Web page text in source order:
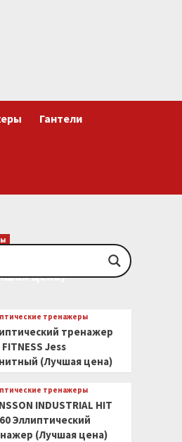
Гантели
EVO
цена)
тренажеры
тренажер
FITNESS Jess
(Лучшая цена)
тренажеры
INDUSTRIAL HIT
Эллиптический
(Лучшая цена)